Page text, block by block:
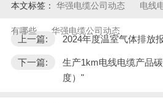
本文标签： 华强电缆公司动态 电线
有哪些 华强电缆公司动态
上一篇: 2024年度温室气体排放
下一篇:
生产1km电线电缆产品
度）"